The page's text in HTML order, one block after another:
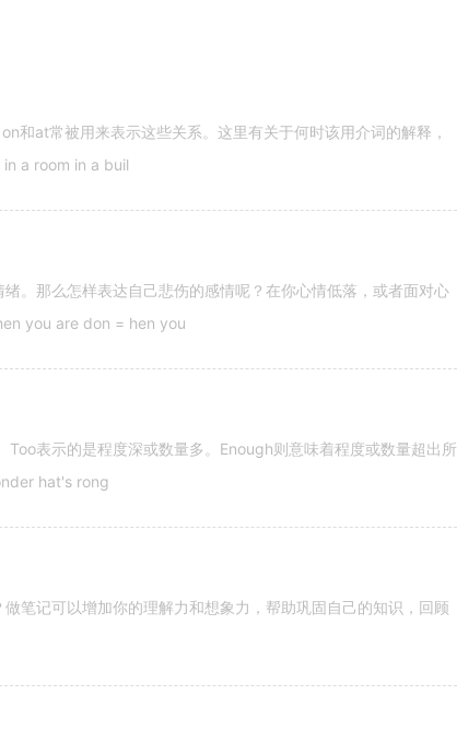
和at常被用来表示这些关系。这里有关于何时该用介词的解释，
in a room in a buil
。那么怎样表达自己悲伤的感情呢？在你心情低落，或者面对心
you are don = hen you
表示的是程度深或数量多。Enough则意味着程度或数量超出所
hat's rong
笔记可以增加你的理解力和想象力，帮助巩固自己的知识，回顾